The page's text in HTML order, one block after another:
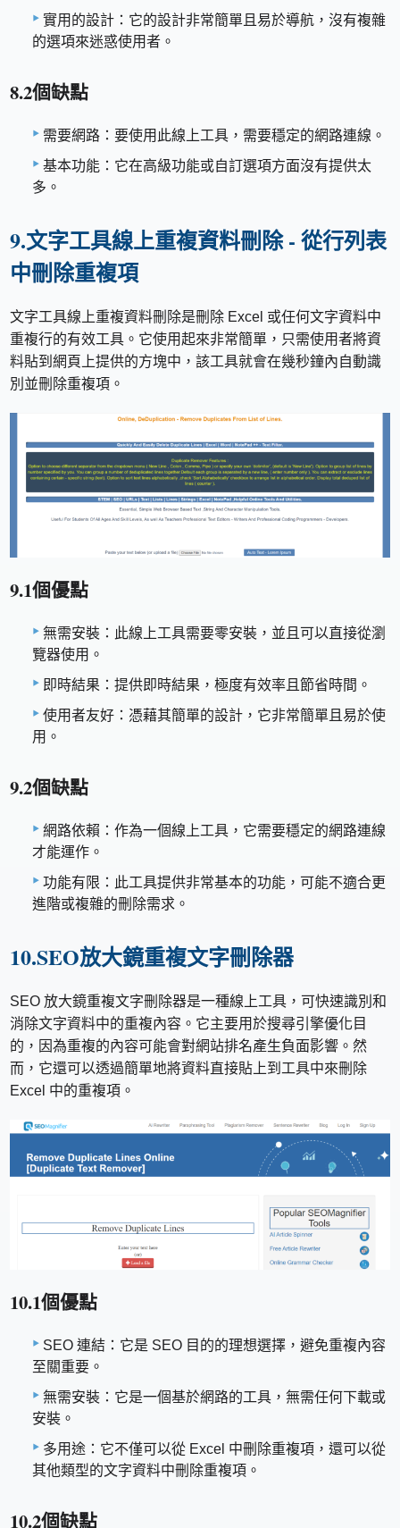
實用的設計：它的設計非常簡單且易於導航，沒有複雜
的選項來迷惑使用者。
8.2個缺點
需要網路：要使用此線上工具，需要穩定的網路連線。
基本功能：它在高級功能或自訂選項方面沒有提供太
多。
9.文字工具線上重複資料刪除 - 從行列表
中刪除重複項
文字工具線上重複資料刪除是刪除 Excel 或任何文字資料中
重複行的有效工具。它使用起來非常簡單，只需使用者將資
料貼到網頁上提供的方塊中，該工具就會在幾秒鐘內自動識
別並刪除重複項。
9.1個優點
無需安裝：此線上工具需要零安裝，並且可以直接從瀏
覽器使用。
即時結果：提供即時結果，極度有效率且節省時間。
使用者友好：憑藉其簡單的設計，它非常簡單且易於使
用。
9.2個缺點
網路依賴：作為一個線上工具，它需要穩定的網路連線
才能運作。
功能有限：此工具提供非常基本的功能，可能不適合更
進階或複雜的刪除需求。
10.SEO放大鏡重複文字刪除器
SEO 放大鏡重複文字刪除器是一種線上工具，可快速識別和
消除文字資料中的重複內容。它主要用於搜尋引擎優化目
的，因為重複的內容可能會對網站排名產生負面影響。然
而，它還可以透過簡單地將資料直接貼上到工具中來刪除
Excel 中的重複項。
10.1個優點
SEO 連結：它是 SEO 目的的理想選擇，避免重複內容
至關重要。
無需安裝：它是一個基於網路的工具，無需任何下載或
安裝。
多用途：它不僅可以從 Excel 中刪除重複項，還可以從
其他類型的文字資料中刪除重複項。
10.2個缺點